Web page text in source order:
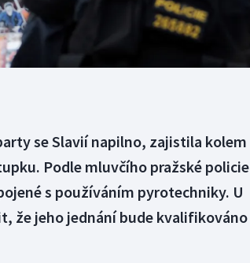
Plážový volejbal
se Slavií napilno, zajistila kolem
Podle mluvčího pražské policie
s používáním pyrotechniky. U
že jeho jednání bude kvalifikováno